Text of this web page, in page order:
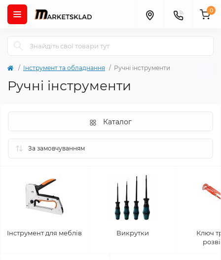
0
Інструмент та обладнання Ручні інструменти
Ручні інструменти
Каталог
Інструмент для меблів Викрутки
Ключ